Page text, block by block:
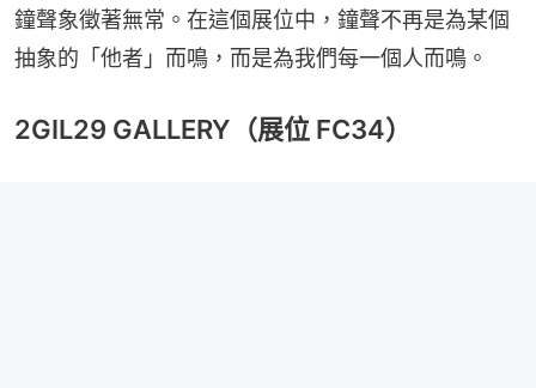
鐘聲象徵著無常。在這個展位中，鐘聲不再是為某個
抽象的「他者」而鳴，而是為我們每一個人而鳴。
2GIL29 GALLERY（展位 FC34）